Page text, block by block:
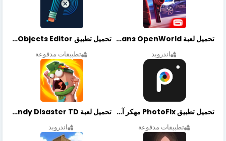
تحميل لعبة Gangstar New Orleans OpenWorld مهكرة أخر إصدار
اندرويد
تحميل تطبيق Retouch Remove Objects Editor مهكرة اخر إصدار
تطبيقات مدفوعة
تحميل تطبيق PhotoFix مهكر آخر إصدار
تطبيقات مدفوعة
تحميل لعبة Candy Disaster TD مهكرة اخر إصدار
اندرويد